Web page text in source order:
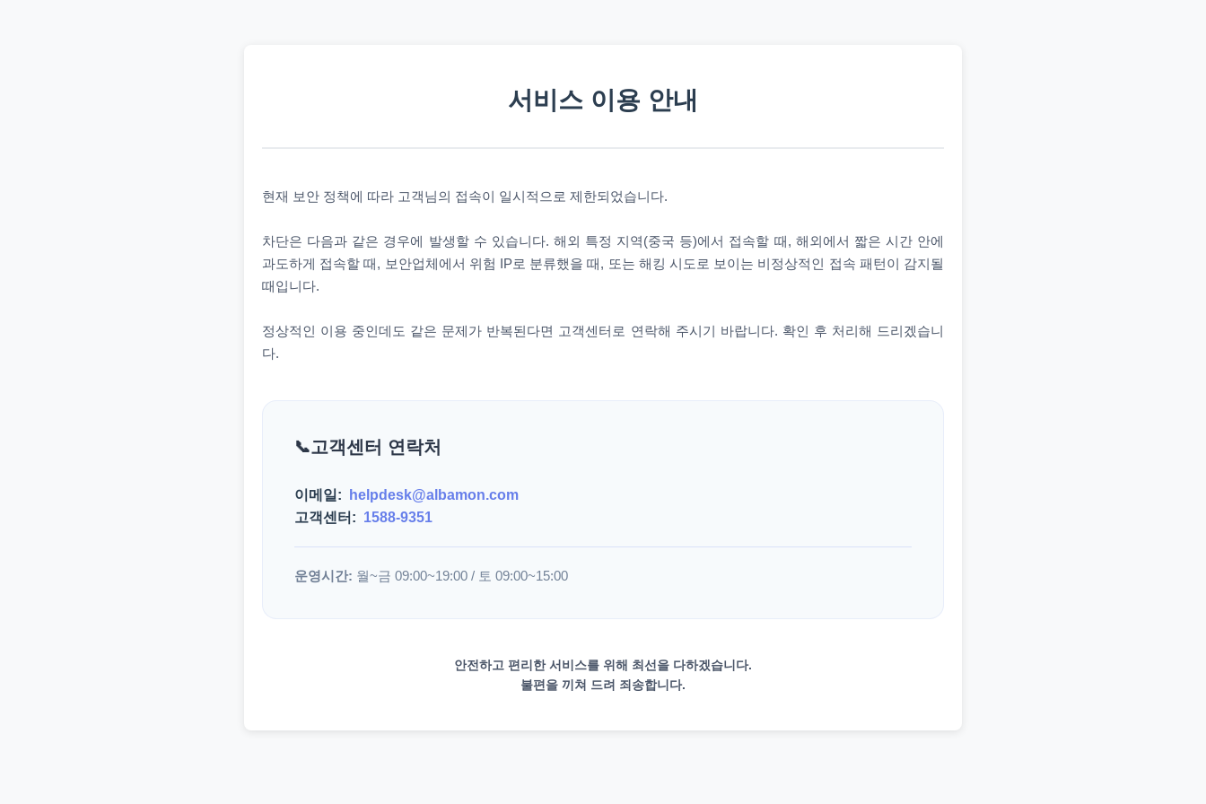
서비스 이용 안내
현재 보안 정책에 따라 고객님의 접속이 일시적으로 제한되었습니다.
차단은 다음과 같은 경우에 발생할 수 있습니다. 해외 특정 지역(중국 등)에서 접속할 때, 해외에서 짧은 시간 안에
과도하게 접속할 때, 보안업체에서 위험 IP로 분류했을 때, 또는 해킹 시도로 보이는 비정상적인 접속 패턴이 감지될
때입니다.
정상적인 이용 중인데도 같은 문제가 반복된다면 고객센터로 연락해 주시기 바랍니다. 확인 후 처리해 드리겠습니
다.
고객센터 연락처
이메일:
helpdesk@albamon.com
고객센터: 1588-9351
운영시간: 월~금 09:00~19:00 / 토 09:00~15:00
안전하고 편리한 서비스를 위해 최선을 다하겠습니다.
불편을 끼쳐 드려 죄송합니다.